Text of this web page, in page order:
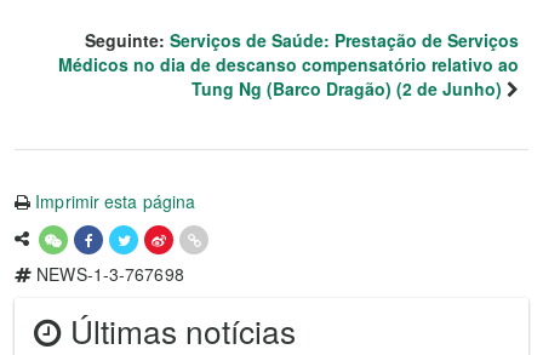
Seguinte: Serviços de Saúde: Prestação de Serviços
Médicos no dia de descanso compensatório relativo ao
Tung Ng (Barco Dragão) (2 de Junho)
Imprimir esta página
NEWS-1-3-767698
Últimas notícias